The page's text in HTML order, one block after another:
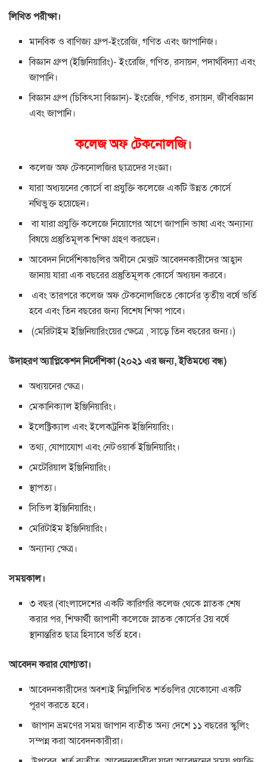
লিখিত পরীক্ষা।
মানবিক ও বাণিজ্য গ্রুপ-ইংরেজি, গণিত এবং জাপানিজ।
বিজ্ঞান গ্রুপ (ইঞ্জিনিয়ারিং)- ইংরেজি, গণিত, রসায়ন, পদার্থবিদ্যা এবং
জাপানি।
বিজ্ঞান গ্রুপ (চিকিৎসা বিজ্ঞান)- ইংরেজি, গণিত, রসায়ন, জীববিজ্ঞান
এবং জাপানি।
কলেজ অফ টেকনোলজি।
কলেজ অফ টেকনোলজির ছাত্রদের সংজ্ঞা।
যারা অধ্যয়নের কোর্সে বা প্রযুক্তি কলেজে একটি উন্নত কোর্সে
নথিভুক্ত হয়েছেন।
বা যারা প্রযুক্তি কলেজে নিয়োগের আগে জাপানি ভাষা এবং অন্যান্য
বিষয়ে প্রস্তুতিমূলক শিক্ষা গ্রহণ করছেন।
আবেদন নির্দেশিকাগুলির অধীনে মেক্সট আবেদনকারীদের আহ্বান
জানায় যারা এক বছরের প্রস্তুতিমূলক কোর্সে অধ্যয়ন করবে।
এবং তারপরে কলেজ অফ টেকনোলজিতে কোর্সের তৃতীয় বর্ষে ভর্তি
হবে এবং তিন বছরের জন্য বিশেষ শিক্ষা পাবে।
(মেরিটাইম ইঞ্জিনিয়ারিংয়ের ক্ষেত্রে , সাড়ে তিন বছরের জন্য।)
উদাহরণ অ্যাপ্লিকেশন নির্দেশিকা (২০২১ এর জন্য, ইতিমধ্যে বন্ধ)
অধ্যয়নের ক্ষেত্র।
মেকানিক্যাল ইঞ্জিনিয়ারিং।
ইলেক্ট্রিক্যাল এবং ইলেকট্রনিক ইঞ্জিনিয়ারিং।
তথ্য, যোগাযোগ এবং নেটওয়ার্ক ইঞ্জিনিয়ারিং।
মেটেরিয়াল ইঞ্জিনিয়ারিং।
স্থাপত্য।
সিভিল ইঞ্জিনিয়ারিং।
মেরিটাইম ইঞ্জিনিয়ারিং।
অন্যান্য ক্ষেত্র।
সময়কাল।
৩ বছর (বাংলাদেশের একটি কারিগরি কলেজ থেকে স্নাতক শেষ
করার পর, শিক্ষার্থী জাপানী কলেজে স্নাতক কোর্সের 3য় বর্ষে
স্থানান্তরিত ছাত্র হিসাবে ভর্তি হবে।
আবেদন করার যোগ্যতা।
আবেদনকারীদের অবশ্যই নিম্নলিখিত শর্তগুলির যেকোনো একটি
পূরণ করতে হবে।
জাপান ভ্রমণের সময় জাপান ব্যতীত অন্য দেশে ১১ বছরের স্কুলিং
সম্পন্ন করা আবেদনকারীরা।